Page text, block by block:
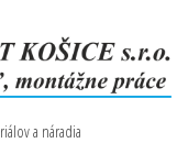
a náradia